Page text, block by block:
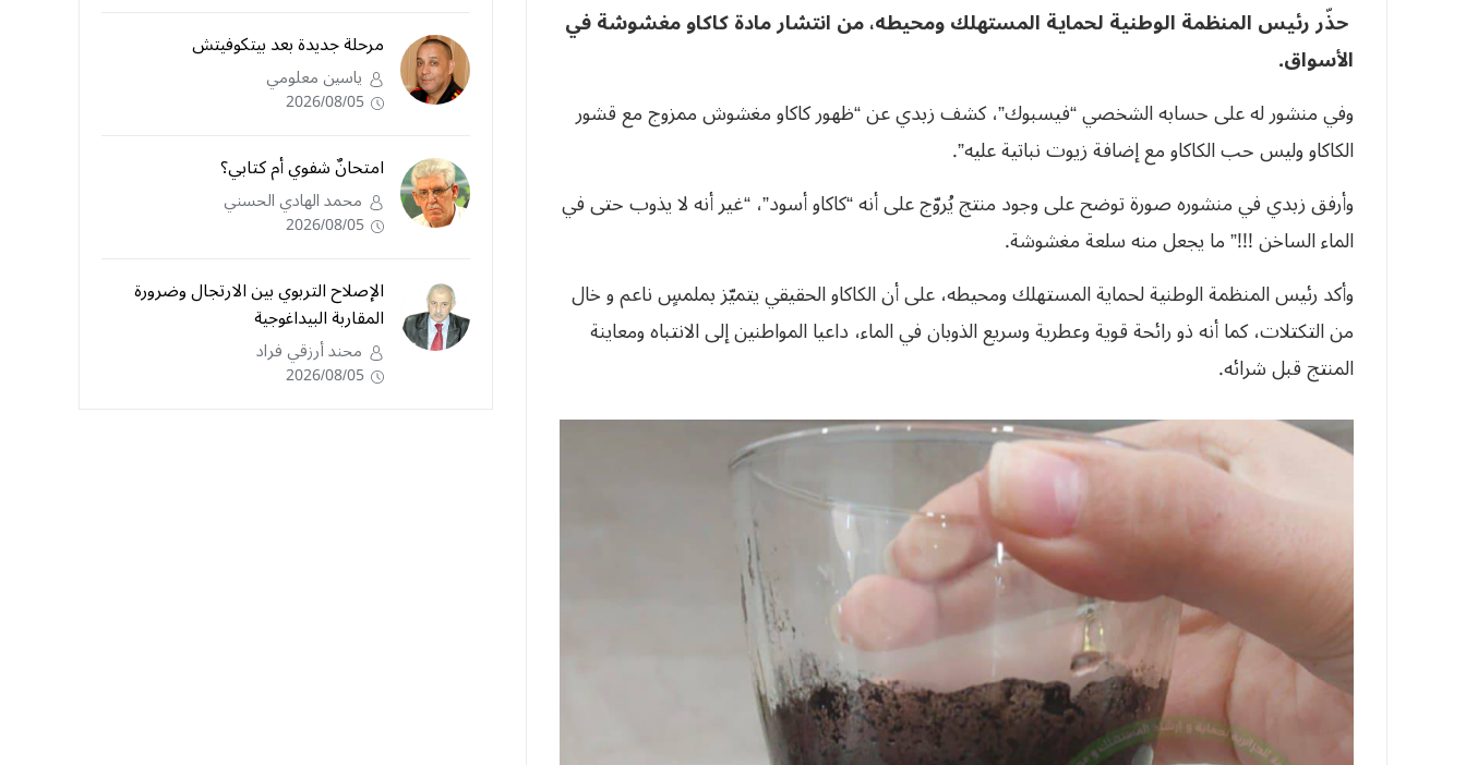
حذّر رئيس المنظمة الوطنية لحماية المستهلك ومحيطه، من انتشار مادة كاكاو مغشوشة في
الأسواق.
وفي منشور له على حسابه الشخصي “فيسبوك”، كشف زبدي عن “ظهور كاكاو مغشوش ممزوج مع قشور
الكاكاو وليس حب الكاكاو مع إضافة زيوت نباتية عليه”.
وأرفق زبدي في منشوره صورة توضح على وجود منتج يُروّج على أنه “كاكاو أسود”، “غير أنه لا يذوب حتى في
الماء الساخن !!!” ما يجعل منه سلعة مغشوشة.
وأكد رئيس المنظمة الوطنية لحماية المستهلك ومحيطه، على أن الكاكاو الحقيقي يتميّز بملمسٍ ناعم و خال
من التكتلات، كما أنه ذو رائحة قوية وعطرية وسريع الذوبان في الماء، داعيا المواطنين إلى الانتباه ومعاينة
المنتج قبل شرائه.
مرحلة جديدة بعد بيتكوفيتش
ياسين معلومي
2026/08/05
امتحانٌ شفوي أم كتابي؟
محمد الهادي الحسني
2026/08/05
الإصلاح التربوي بين الارتجال وضرورة
المقاربة البيداغوجية
محند أرزقي فراد
2026/08/05